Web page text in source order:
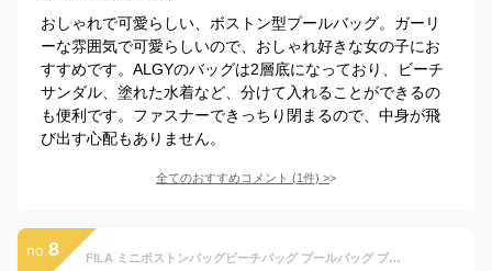
おしゃれで可愛らしい、ボストン型プールバッグ。ガーリ
ーな雰囲気で可愛らしいので、おしゃれ好きな女の子にお
すすめです。ALGYのバッグは2層底になっており、ビーチ
サンダル、塗れた水着など、分けて入れることができるの
も便利です。ファスナーできっちり閉まるので、中身が飛
び出す心配もありません。
全てのおすすめコメント (1件) >
no. 8 FILA ミニボストンバッグビーチバッグ プールバッグ ブラック トリコロール キッズ 女の子 男の子 ユニセックス フィラ 高学年にも